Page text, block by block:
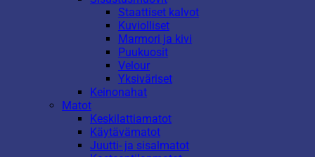
Staattiset kalvot
Kuviolliset
Marmori ja kivi
Puukuosit
Velour
Yksiväriset
Keinonahat
Matot
Keskilattiamatot
Käytävämatot
Juutti- ja sisalmatot